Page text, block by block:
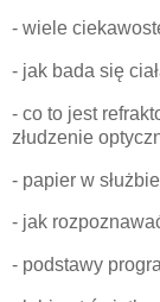
- wiele
- jak bada się
- co to jest
złudzenie
- papier w
- jak
- podstawy